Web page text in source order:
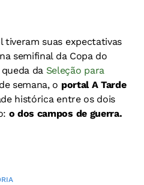
tiveram suas expectativas
semifinal da Copa do
da Seleção para
semana, o portal A Tarde
histórica entre os dois
o dos campos de guerra.